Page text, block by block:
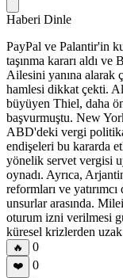
Haberi Dinle
PayPal ve Palantir'in
taşınma kararı aldı ve
Ailesini yanına alarak
hamlesi dikkat çekti.
büyüyen Thiel, daha
başvurmuştu. New
ABD'deki vergi
endişeleri bu kararda
yönelik servet vergisi
oynadı. Ayrıca,
reformları ve
unsurlar arasında.
oturum izni verilmesi
küresel krizlerden
🔥 0
❤️ 0